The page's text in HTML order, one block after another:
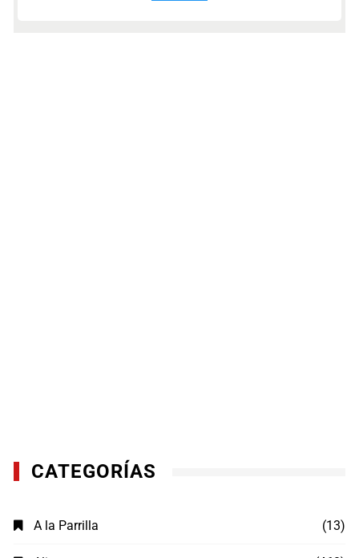
CATEGORÍAS
A la Parrilla (13)